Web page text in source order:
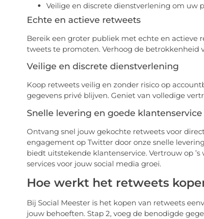
Veilige en discrete dienstverlening om uw
Echte en actieve retweets
Bereik een groter publiek met echte en actieve
tweets te promoten. Verhoog de betrokkenheid
Veilige en discrete dienstverlening
Koop retweets veilig en zonder risico op
gegevens privé blijven. Geniet van volledige
Snelle levering en goede klantenservice
Ontvang snel jouw gekochte retweets voor
engagement op Twitter door onze snelle
biedt uitstekende klantenservice. Vertrouw op
services voor jouw social media groei.
Hoe werkt het retweets
Bij Social Meester is het kopen van retweets
jouw behoeften. Stap 2, voeg de benodigde